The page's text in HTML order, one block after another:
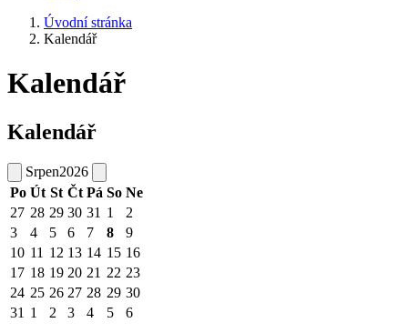
Úvodní stránka
Kalendář
Kalendář
Kalendář
Srpen2026
Po Út St Čt Pá So Ne
27 28 29 30 31 1
2
3
4 5 6 7 8
9
10 11 12 13 14 15 16
17 18 19 20 21 22 23
24 25 26 27 28 29 30
31 1 2 3 4 5 6